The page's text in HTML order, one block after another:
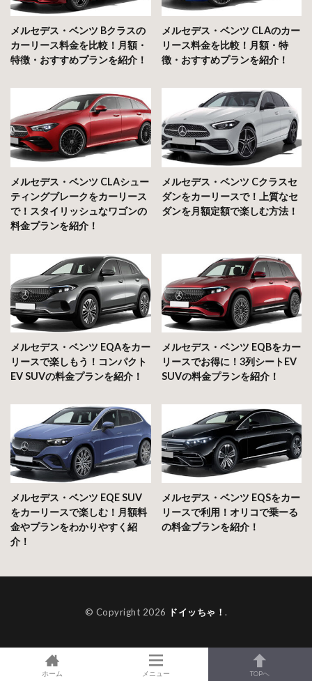
メルセデス・ベンツ Bクラスの
カーリース料金を比較！月額・
特徴・おすすめプランを紹介！
メルセデス・ベンツ CLAのカー
リース料金を比較！月額・特
徴・おすすめプランを紹介！
メルセデス・ベンツ CLAシュー
ティングブレークをカーリース
で！スタイリッシュなワゴンの
料金プランを紹介！
メルセデス・ベンツ Cクラスセ
ダンをカーリースで！上質なセ
ダンを月額定額で楽しむ方法！
メルセデス・ベンツ EQAをカー
リースで楽しもう！コンパクト
EV SUVの料金プランを紹介！
メルセデス・ベンツ EQBをカー
リースでお得に！3列シートEV
SUVの料金プランを紹介！
メルセデス・ベンツ EQE SUV
をカーリースで楽しむ！月額料
金やプランをわかりやすく紹
介！
メルセデス・ベンツ EQSをカー
リースで利用！オリコで乗ーる
の料金プランを紹介！
© Copyright 2026 ドイッちゃ！ .
ホーム メニュー TOPへ